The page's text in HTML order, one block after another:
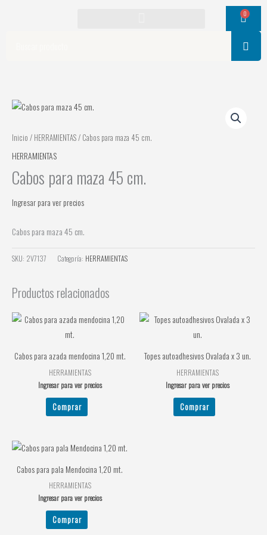
0
Cart
Inicio / HERRAMIENTAS/ Cabos para maza 45 cm.
HERRAMIENTAS
Cabos para maza 45 cm.
Ingresar para ver precios
Cabos para maza 45 cm.
SKU: 2V7137 Categoría: HERRAMIENTAS
Productos relacionados
Cabos para azada mendocina 1,20 mt.
HERRAMIENTAS
Ingresar para ver precios
Comprar
Topes autoadhesivos Ovalada x 3 un.
HERRAMIENTAS
Ingresar para ver precios
Comprar
Cabos para pala Mendocina 1,20 mt.
HERRAMIENTAS
Ingresar para ver precios
Comprar